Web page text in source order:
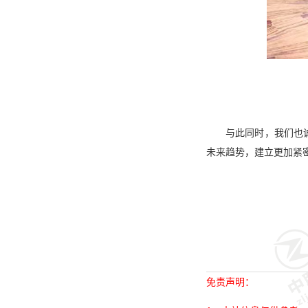
与此同时，我们也
未来趋势，建立更加紧
免责声明：